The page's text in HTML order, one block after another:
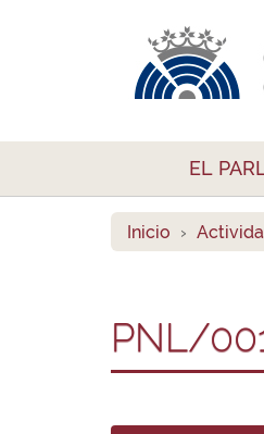
EL
Inicio
PNL/